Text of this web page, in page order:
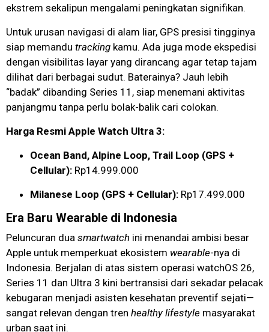
ekstrem sekalipun mengalami peningkatan signifikan.
Untuk urusan navigasi di alam liar, GPS presisi tingginya
siap memandu tracking kamu. Ada juga mode ekspedisi
dengan visibilitas layar yang dirancang agar tetap tajam
dilihat dari berbagai sudut. Baterainya? Jauh lebih
“badak” dibanding Series 11, siap menemani aktivitas
panjangmu tanpa perlu bolak-balik cari colokan.
Harga Resmi Apple Watch Ultra 3:
Ocean Band, Alpine Loop, Trail Loop (GPS +
Cellular): Rp14.999.000
Milanese Loop (GPS + Cellular): Rp17.499.000
Era Baru Wearable di Indonesia
Peluncuran dua smartwatch ini menandai ambisi besar
Apple untuk memperkuat ekosistem wearable-nya di
Indonesia. Berjalan di atas sistem operasi watchOS 26,
Series 11 dan Ultra 3 kini bertransisi dari sekadar pelacak
kebugaran menjadi asisten kesehatan preventif sejati—
sangat relevan dengan tren healthy lifestyle masyarakat
urban saat ini.